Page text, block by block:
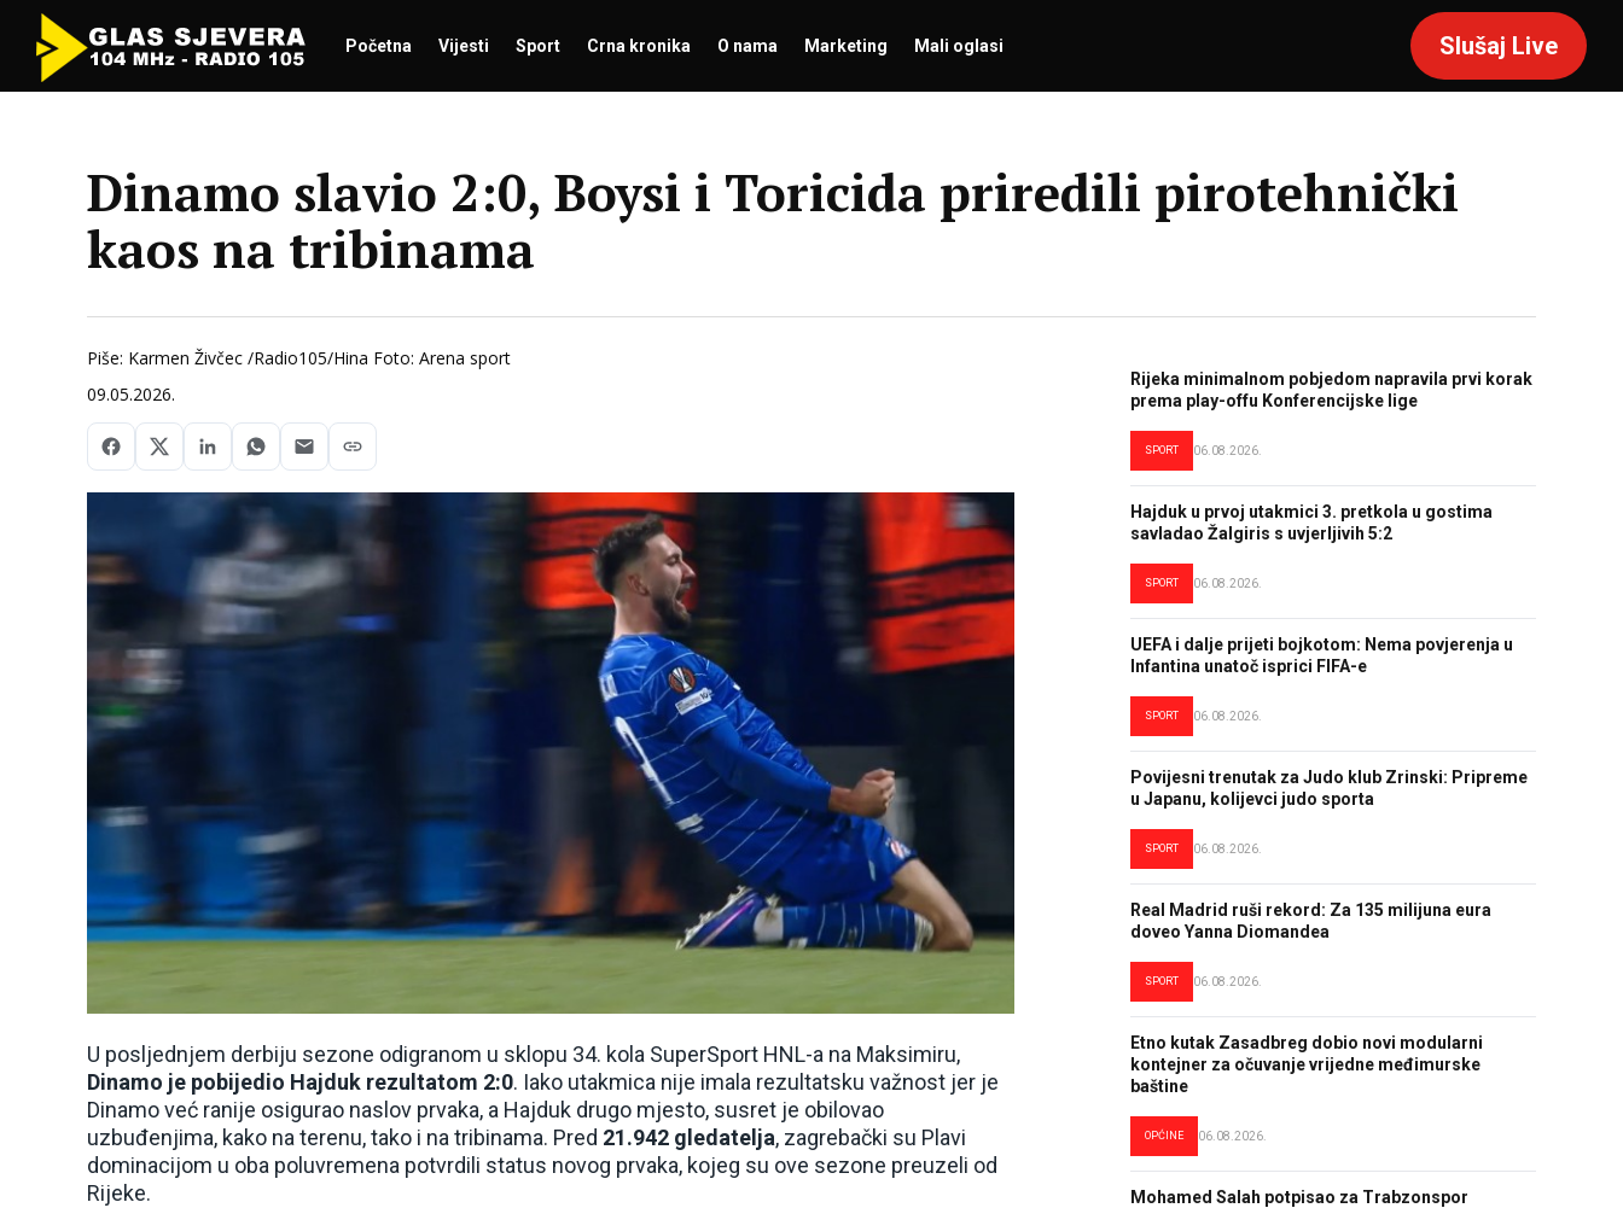
Početna Vijesti Sport Crna kronika O nama Marketing Mali oglasi Slušaj Live
Dinamo slavio 2:0, Boysi i Toricida priredili pirotehnički
kaos na tribinama
Piše: Karmen Živčec /Radio105/Hina Foto: Arena sport
09.05.2026.
U posljednjem derbiju sezone odigranom u sklopu 34. kola SuperSport HNL-a na Maksimiru,
Dinamo je pobijedio Hajduk rezultatom 2:0. Iako utakmica nije imala rezultatsku važnost jer je
Dinamo već ranije osigurao naslov prvaka, a Hajduk drugo mjesto, susret je obilovao
uzbuđenjima, kako na terenu, tako i na tribinama. Pred 21.942 gledatelja, zagrebački su Plavi
dominacijom u oba poluvremena potvrdili status novog prvaka, kojeg su ove sezone preuzeli od
Rijeke.
Rijeka minimalnom pobjedom napravila prvi korak
prema play-offu Konferencijske lige
SPORT 06.08.2026.
Hajduk u prvoj utakmici 3. pretkola u gostima
savladao Žalgiris s uvjerljivih 5:2
SPORT 06.08.2026.
UEFA i dalje prijeti bojkotom: Nema povjerenja u
Infantina unatoč isprici FIFA-e
SPORT 06.08.2026.
Povijesni trenutak za Judo klub Zrinski: Pripreme
u Japanu, kolijevci judo sporta
SPORT 06.08.2026.
Real Madrid ruši rekord: Za 135 milijuna eura
doveo Yanna Diomandea
SPORT 06.08.2026.
Etno kutak Zasadbreg dobio novi modularni
kontejner za očuvanje vrijedne međimurske
baštine
OPĆINE 06.08.2026.
Mohamed Salah potpisao za Trabzonspor